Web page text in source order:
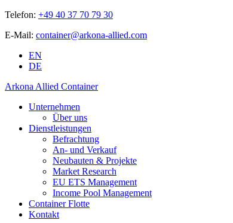
Telefon: +49 40 37 70 79 30
E-Mail: container@arkona-allied.com
EN
DE
Arkona Allied Container
Unternehmen
Über uns
Dienstleistungen
Befrachtung
An- und Verkauf
Neubauten & Projekte
Market Research
EU ETS Management
Income Pool Management
Container Flotte
Kontakt